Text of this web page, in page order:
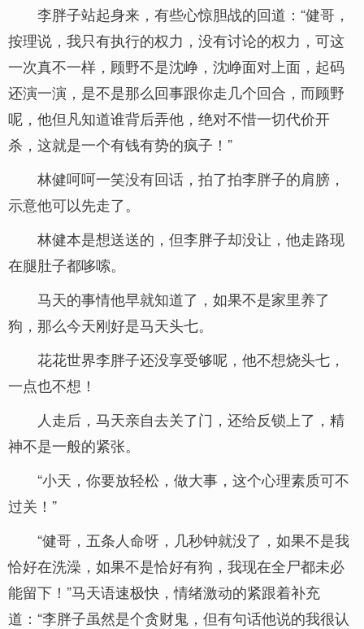
李胖子站起身来，有些心惊胆战的回道：“健哥，
按理说，我只有执行的权力，没有讨论的权力，可这
一次真不一样，顾野不是沈峥，沈峥面对上面，起码
还演一演，是不是那么回事跟你走几个回合，而顾野
呢，他但凡知道谁背后弄他，绝对不惜一切代价开
杀，这就是一个有钱有势的疯子！”
林健呵呵一笑没有回话，拍了拍李胖子的肩膀，
示意他可以先走了。
林健本是想送送的，但李胖子却没让，他走路现
在腿肚子都哆嗦。
马天的事情他早就知道了，如果不是家里养了
狗，那么今天刚好是马天头七。
花花世界李胖子还没享受够呢，他不想烧头七，
一点也不想！
人走后，马天亲自去关了门，还给反锁上了，精
神不是一般的紧张。
“小天，你要放轻松，做大事，这个心理素质可不
过关！”
“健哥，五条人命呀，几秒钟就没了，如果不是我
恰好在洗澡，如果不是恰好有狗，我现在全尸都未必
能留下！”马天语速极快，情绪激动的紧跟着补充
道：“李胖子虽然是个贪财鬼，但有句话他说的我很认